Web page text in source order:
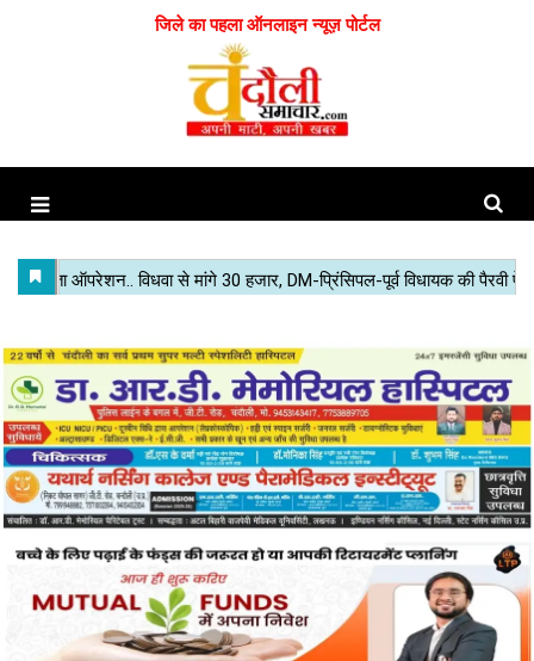
जिले का पहला ऑनलाइन न्यूज़ पोर्टल